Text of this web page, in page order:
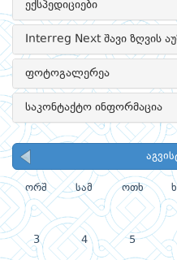
ექსპედიციები
Interreg Next შავი ზღვის
ფოტოგალერეა
საკონტაქტო ინფორმაცია
ორშ სამ ოთხ
3 4 5